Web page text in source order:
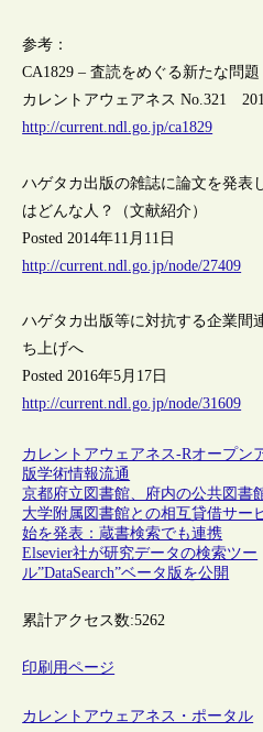
参考：
CA1829 – 査読をめぐる新たな問
カレントアウェアネス No.321
http://current.ndl.go.jp/ca1829
ハゲタカ出版の雑誌に論文を発表
はどんな人？（文献紹介）
Posted 2014年11月11日
http://current.ndl.go.jp/node/27409
ハゲタカ出版等に対抗する企業間
ち上げへ
Posted 2016年5月17日
http://current.ndl.go.jp/node/31609
カレントアウェアネス-Rオープン
版学術情報流通
京都府立図書館、府内の公共図書
大学附属図書館との相互貸借サー
始を発表：蔵書検索でも連携
Elsevier社が研究データの検索ツー
ル”DataSearch”ベータ版を公開
累計アクセス数:5262
印刷用ページ
カレントアウェアネス・ポータル